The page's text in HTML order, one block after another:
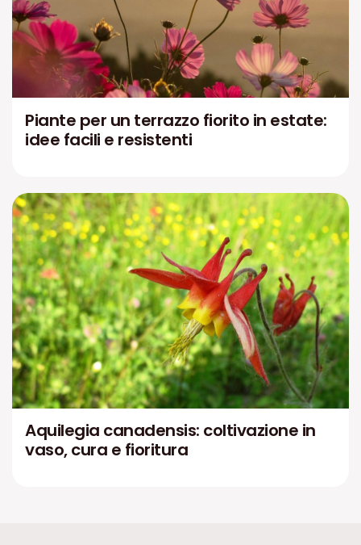
Piante per un terrazzo fiorito in estate:
idee facili e resistenti
Aquilegia canadensis: coltivazione in
vaso, cura e fioritura